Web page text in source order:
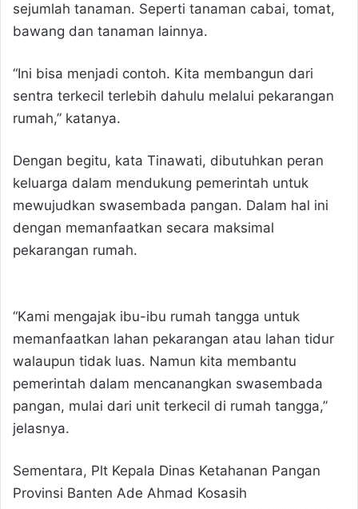
sejumlah tanaman. Seperti tanaman cabai, tomat,
bawang dan tanaman lainnya.
“Ini bisa menjadi contoh. Kita membangun dari
sentra terkecil terlebih dahulu melalui pekarangan
rumah,” katanya.
Dengan begitu, kata Tinawati, dibutuhkan peran
keluarga dalam mendukung pemerintah untuk
mewujudkan swasembada pangan. Dalam hal ini
dengan memanfaatkan secara maksimal
pekarangan rumah.
“Kami mengajak ibu-ibu rumah tangga untuk
memanfaatkan lahan pekarangan atau lahan tidur
walaupun tidak luas. Namun kita membantu
pemerintah dalam mencanangkan swasembada
pangan, mulai dari unit terkecil di rumah tangga,”
jelasnya.
Sementara, Plt Kepala Dinas Ketahanan Pangan
Provinsi Banten Ade Ahmad Kosasih